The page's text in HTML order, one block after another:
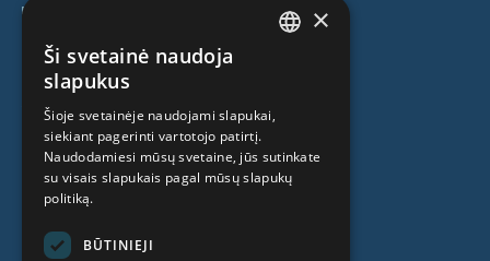
Kamieninių ląstelių centras
Kas mes esame
Specialistai
Kainos
LITHUANIAN
×
Ši svetainė naudoja
slapukus
Šioje svetainėje naudojami slapukai,
siekiant pagerinti vartotojo patirtį.
Naudodamiesi mūsų svetaine, jūs sutinkate
su visais slapukais pagal mūsų slapukų
politiką.
BŪTINIEJI